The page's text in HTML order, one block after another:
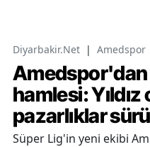
Diyarbakir.Net | Amedspor
Amedspor'dan
hamlesi:
pazarlıklar
Süper Lig'in yeni ekibi